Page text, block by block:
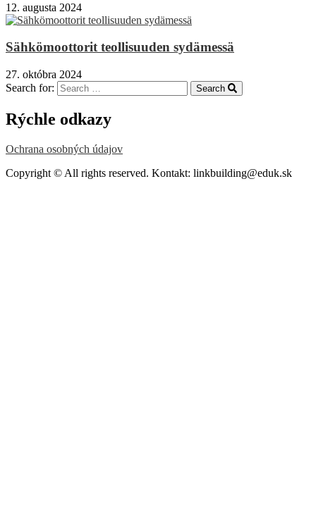
12. augusta 2024
Sähkömoottorit teollisuuden sydämessä
27. októbra 2024
Search for:
Search
Rýchle odkazy
Ochrana osobných údajov
Copyright © All rights reserved. Kontakt: linkbuilding@eduk.sk